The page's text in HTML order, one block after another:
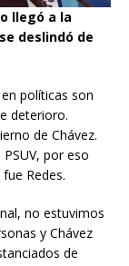
llegó a la
deslindó de
políticas son
deterioro.
de Chávez.
por eso
Redes.
no estuvimos
y Chávez
de